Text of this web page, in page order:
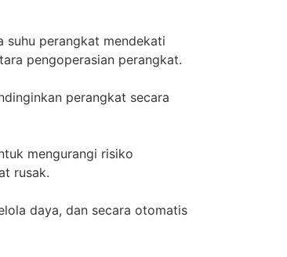
suhu perangkat mendekati
pengoperasian perangkat.
perangkat secara
mengurangi risiko
rusak.
daya, dan secara otomatis